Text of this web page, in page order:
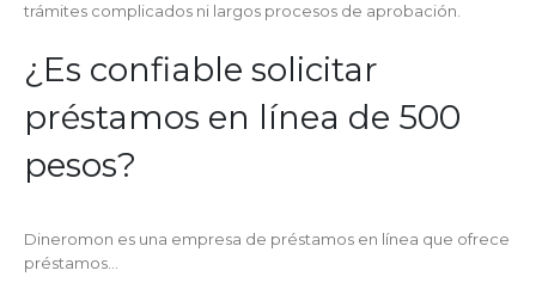
trámites complicados ni largos procesos de aprobación.
¿Es confiable solicitar
préstamos en línea de 500
pesos?
Dineromon es una empresa de préstamos en línea que ofrece
préstamos...